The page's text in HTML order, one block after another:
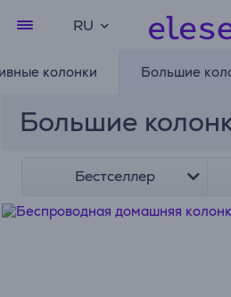
RU
колонки Большие
Большие
Бестселлер